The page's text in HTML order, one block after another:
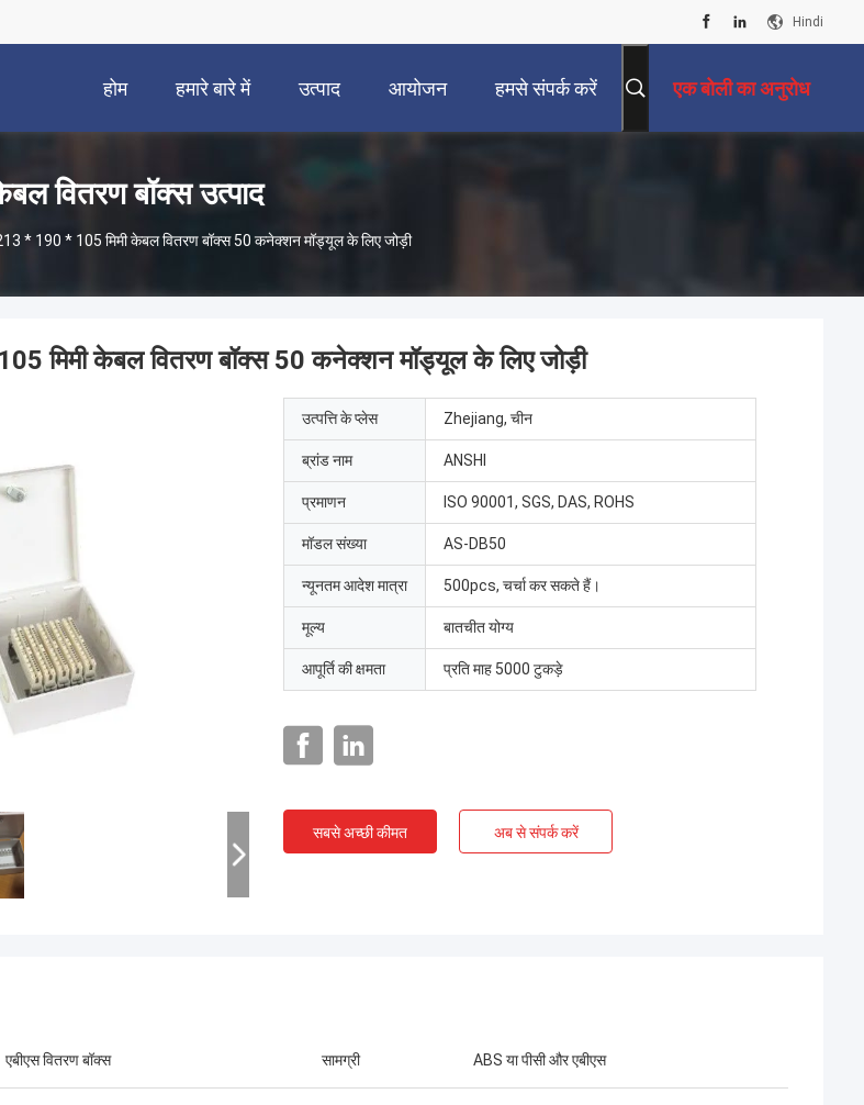
Hindi
होम हमारे बारे में उत्पाद आयोजन हमसे संपर्क करें एक बोली का अनुरोध
वितरण बॉक्स उत्पाद
* 190 * 105 मिमी केबल वितरण बॉक्स 50 कनेक्शन मॉड्यूल के लिए जोड़ी
मिमी केबल वितरण बॉक्स 50 कनेक्शन मॉड्यूल के लिए जोड़ी
उत्पत्ति के प्लेस Zhejiang, चीन
ब्रांड नाम ANSHI
प्रमाणन ISO 90001, SGS, DAS, ROHS
मॉडल संख्या AS-DB50
न्यूनतम आदेश मात्रा 500pcs, चर्चा कर सकते हैं।
मूल्य बातचीत योग्य
आपूर्ति की क्षमता प्रति माह 5000 टुकड़े
सबसे अच्छी कीमत अब से संपर्क करें
एबीएस वितरण बॉक्स सामग्री ABS या पीसी और एबीएस